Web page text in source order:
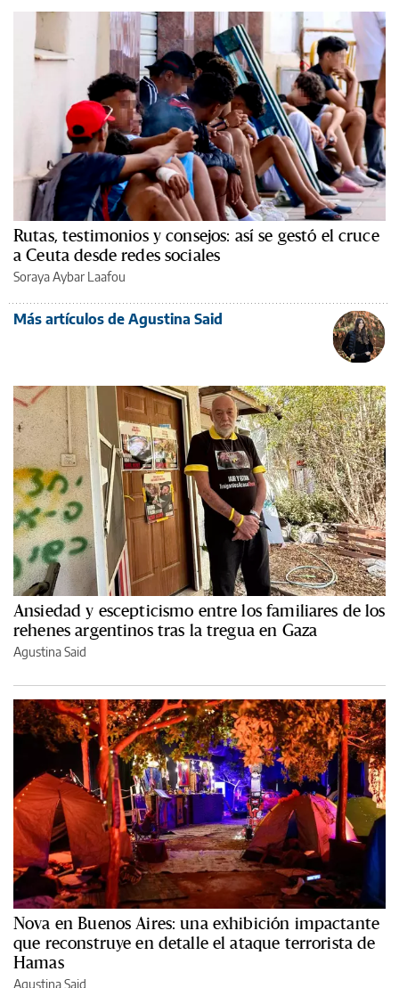
Rutas, testimonios y consejos: así se gestó el cruce
a Ceuta desde redes sociales
Soraya Aybar Laafou
Más artículos de Agustina Said
Ansiedad y escepticismo entre los familiares de los
rehenes argentinos tras la tregua en Gaza
Agustina Said
Nova en Buenos Aires: una exhibición impactante
que reconstruye en detalle el ataque terrorista de
Hamas
Agustina Said